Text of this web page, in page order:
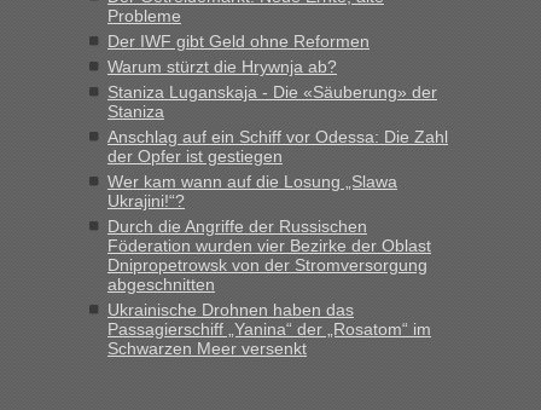
Probleme
Der IWF gibt Geld ohne Reformen
Warum stürzt die Hrywnja ab?
Staniza Luganskaja - Die «Säuberung» der
Staniza
Anschlag auf ein Schiff vor Odessa: Die Zahl
der Opfer ist gestiegen
Wer kam wann auf die Losung „Slawa
Ukrajini!“?
Durch die Angriffe der Russischen
Föderation wurden vier Bezirke der Oblast
Dnipropetrowsk von der Stromversorgung
abgeschnitten
Ukrainische Drohnen haben das
Passagierschiff „Yanina“ der „Rosatom“ im
Schwarzen Meer versenkt